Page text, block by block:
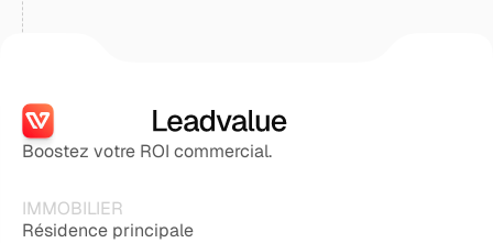
Boostez votre ROI commercial.
IMMOBILIER
Résidence principale